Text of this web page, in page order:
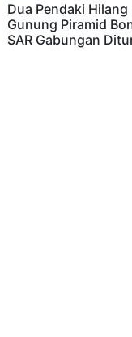
Dua Pendaki
Gunung Piramid
SAR Gabungan